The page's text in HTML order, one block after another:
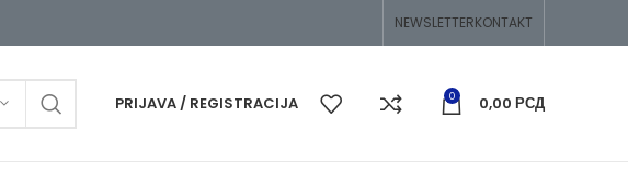
obrađene od ponedeljka. NEWSLETTERKONTAKT
PRIJAVA / REGISTRACIJA 0 0,00 РСД